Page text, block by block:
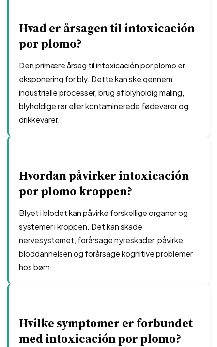
Hvad er årsagen til intoxicación
por plomo?
Den primære årsag til intoxicación por plomo er
eksponering for bly. Dette kan ske gennem
industrielle processer, brug af blyholdig maling,
blyholdige rør eller kontaminerede fødevarer og
drikkevarer.
Hvordan påvirker intoxicación
por plomo kroppen?
Blyet i blodet kan påvirke forskellige organer og
systemer i kroppen. Det kan skade
nervesystemet, forårsage nyreskader, påvirke
bloddannelsen og forårsage kognitive problemer
hos børn.
Hvilke symptomer er forbundet
med intoxicación por plomo?